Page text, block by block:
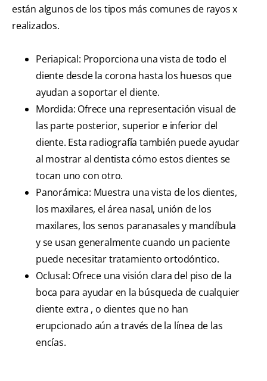
están algunos de los tipos más comunes de rayos x
realizados.
Periapical: Proporciona una vista de todo el
diente desde la corona hasta los huesos que
ayudan a soportar el diente.
Mordida: Ofrece una representación visual de
las parte posterior, superior e inferior del
diente. Esta radiografía también puede ayudar
al mostrar al dentista cómo estos dientes se
tocan uno con otro.
Panorámica: Muestra una vista de los dientes,
los maxilares, el área nasal, unión de los
maxilares, los senos paranasales y mandíbula
y se usan generalmente cuando un paciente
puede necesitar tratamiento ortodóntico.
Oclusal: Ofrece una visión clara del piso de la
boca para ayudar en la búsqueda de cualquier
diente extra , o dientes que no han
erupcionado aún a través de la línea de las
encías.